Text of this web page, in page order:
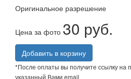
Оригинальное разрешение
Цена за фото 30 руб.
Добавить в корзину
*После оплаты вы получите ссылку на
указанный Вами email